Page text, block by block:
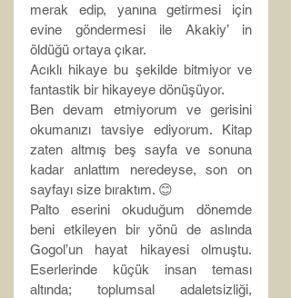
merak edip, yanına getirmesi için
evine göndermesi ile Akakiy’ in
öldüğü ortaya çıkar.
Acıklı hikaye bu şekilde bitmiyor ve
fantastik bir hikayeye dönüşüyor.
Ben devam etmiyorum ve gerisini
okumanızı tavsiye ediyorum. Kitap
zaten altmış beş sayfa ve sonuna
kadar anlattım neredeyse, son on
sayfayı size bıraktım. 😊
Palto eserini okuduğum dönemde
beni etkileyen bir yönü de aslında
Gogol’un hayat hikayesi olmuştu.
Eserlerinde küçük insan teması
altında; toplumsal adaletsizliği,